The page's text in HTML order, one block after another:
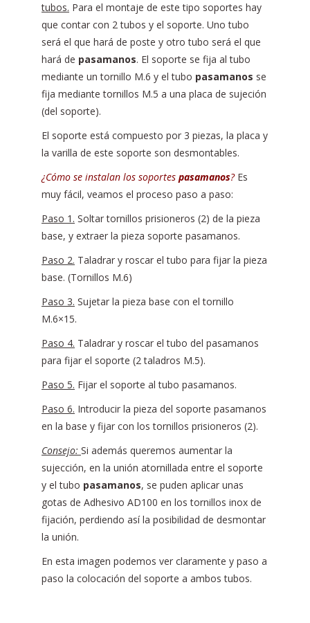
tubos. Para el montaje de este tipo soportes hay
que contar con 2 tubos y el soporte. Uno tubo
será el que hará de poste y otro tubo será el que
hará de pasamanos. El soporte se fija al tubo
mediante un tornillo M.6 y el tubo pasamanos se
fija mediante tornillos M.5 a una placa de sujeción
(del soporte).
El soporte está compuesto por 3 piezas, la placa y
la varilla de este soporte son desmontables.
¿Cómo se instalan los soportes pasamanos?Es
muy fácil, veamos el proceso paso a paso:
Paso 1. Soltar tornillos prisioneros (2) de la pieza
base, y extraer la pieza soporte pasamanos.
Paso 2. Taladrar y roscar el tubo para fijar la pieza
base. (Tornillos M.6)
Paso 3. Sujetar la pieza base con el tornillo
M.6×15.
Paso 4. Taladrar y roscar el tubo del pasamanos
para fijar el soporte (2 taladros M.5).
Paso 5. Fijar el soporte al tubo pasamanos.
Paso 6. Introducir la pieza del soporte pasamanos
en la base y fijar con los tornillos prisioneros (2).
Consejo: Si además queremos aumentar la
sujección, en la unión atornillada entre el soporte
y el tubo pasamanos, se puden aplicar unas
gotas de Adhesivo AD100 en los tornillos inox de
fijación, perdiendo así la posibilidad de desmontar
la unión.
En esta imagen podemos ver claramente y paso a
paso la colocación del soporte a ambos tubos.